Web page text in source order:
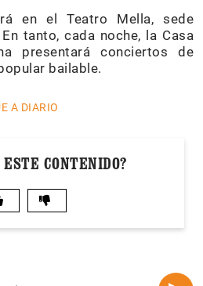
en el Teatro Mella, sede
tanto, cada noche, la Casa
presentará conciertos de
bailable.
A DIARIO
CONTENIDO?